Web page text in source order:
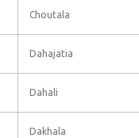
Choutala
Dahajatia
Dahali
Dakhala